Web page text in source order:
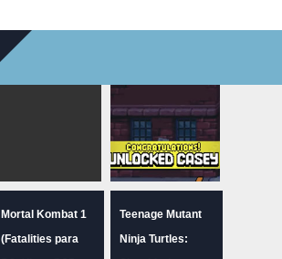
Mortal Kombat 1
(Fatalities para
Teenage Mutant
Ninja Turtles: